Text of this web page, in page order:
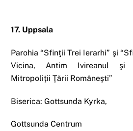
17. Uppsala
Parohia “Sfinţii Trei Ierarhi” şi
Vicina, Antim Ivireanul şi
Mitropoliţii Ţării Româneşti”
Biserica: Gottsunda Kyrka,
Gottsunda Centrum